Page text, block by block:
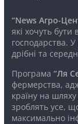
“News Агро-
які хочуть бути
господарства.
дрібні та
Програма “Ля
фермерства,
країну на
зроблять усе,
максимально